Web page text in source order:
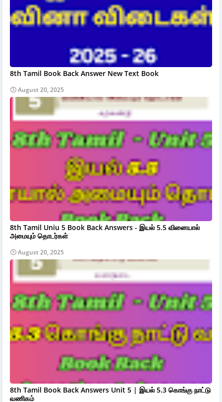
8th Tamil Book Back Answer New Text Book
August 20, 2025
8th Tamil Uniu 5 Book Back Answers - இயல் 5.5 வினையால்
அமையும் தொடர்கள்
August 20, 2025
8th Tamil Book Back Answers Unit 5 | இயல் 5.3 கொங்கு நாட்டு
வணிகம்